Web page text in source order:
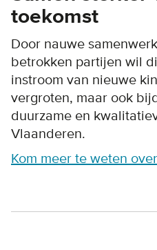
toekomst
Door nauwe
betrokken partijen wil
instroom van nieuwe
vergroten, maar ook
duurzame en
Vlaanderen.
Kom meer te weten